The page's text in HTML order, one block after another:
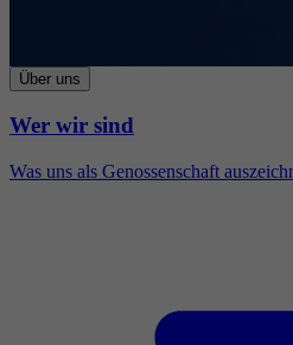
Über uns
Wer wir sind
Was uns als Genossenschaft